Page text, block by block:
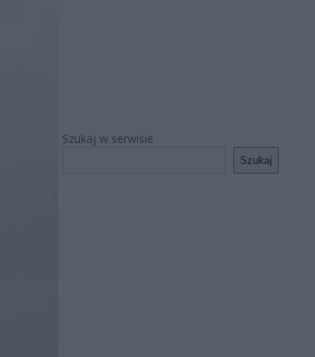
Szukaj w serwisie
Szukaj